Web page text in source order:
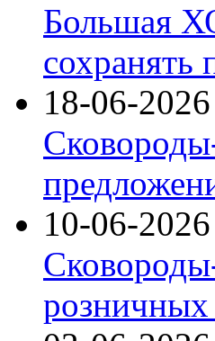
Большая
сохранять
18-06-2026
10-06-2026